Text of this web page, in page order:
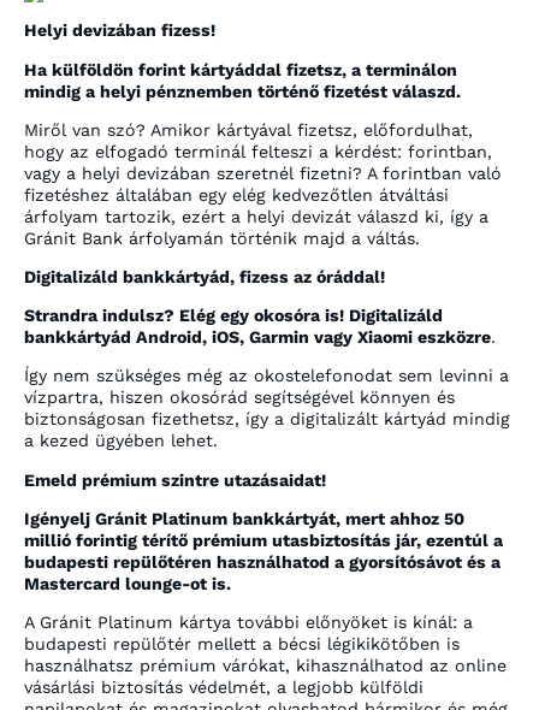
Helyi devizában fizess!
Ha külföldön forint kártyáddal fizetsz, a terminálon
mindig a helyi pénznemben történő fizetést válaszd.
Miről van szó? Amikor kártyával fizetsz, előfordulhat,
hogy az elfogadó terminál felteszi a kérdést: forintban,
vagy a helyi devizában szeretnél fizetni? A forintban való
fizetéshez általában egy elég kedvezőtlen átváltási
árfolyam tartozik, ezért a helyi devizát válaszd ki, így a
Gránit Bank árfolyamán történik majd a váltás.
Digitalizáld bankkártyád, fizess az óráddal!
Strandra indulsz? Elég egy okosóra is! Digitalizáld
bankkártyád Android, iOS, Garmin vagy Xiaomi eszközre.
Így nem szükséges még az okostelefonodat sem levinni a
vízpartra, hiszen okosórád segítségével könnyen és
biztonságosan fizethetsz, így a digitalizált kártyád mindig
a kezed ügyében lehet.
Emeld prémium szintre utazásaidat!
Igényelj Gránit Platinum bankkártyát, mert ahhoz 50
millió forintig térítő prémium utasbiztosítás jár, ezentúl a
budapesti repülőtéren használhatod a gyorsítósávot és a
Mastercard lounge-ot is.
A Gránit Platinum kártya további előnyöket is kínál: a
budapesti repülőtér mellett a bécsi légikikötőben is
használhatsz prémium várókat, kihasználhatod az online
vásárlási biztosítás védelmét, a legjobb külföldi